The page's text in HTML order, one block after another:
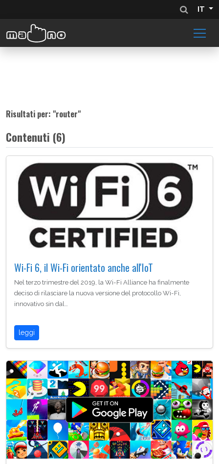
IT
Risultati per: "router"
Contenuti (6)
Wi-Fi 6, il Wi-Fi orientato anche all'IoT
Nel terzo trimestre del 2019, la Wi-Fi Alliance ha finalmente
deciso di rilasciare la nuova versione del protocollo Wi-Fi,
innovativo sin dal…
leggi